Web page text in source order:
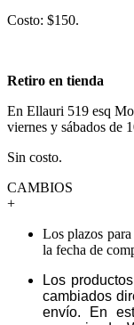
Costo: $150.
Retiro en tienda
En Ellauri 519 esq
viernes y sábados de
Sin costo.
CAMBIOS
+
Los plazos
la fecha de
Los
cambiados
envío. En